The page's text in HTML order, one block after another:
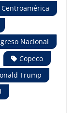
Centroamérica
Nacional
Copeco
Trump